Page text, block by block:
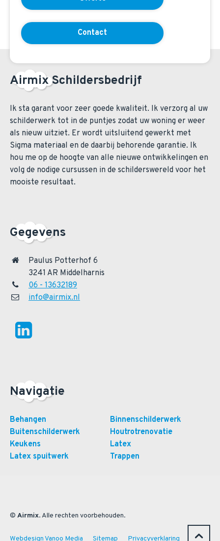
Contact
Airmix Schildersbedrijf
Ik sta garant voor zeer goede kwaliteit. Ik verzorg al uw
schilderwerk tot in de puntjes zodat uw woning er weer
als nieuw uitziet. Er wordt uitsluitend gewerkt met
Sigma materiaal en de daarbij behorende garantie. Ik
hou me op de hoogte van alle nieuwe ontwikkelingen en
volg de nodige cursussen in de schilderswereld voor het
mooiste resultaat.
Gegevens
Paulus Potterhof 6
3241 AR Middelharnis
06 - 13632189
info@airmix.nl
Navigatie
Behangen
Binnenschilderwerk
Buitenschilderwerk
Houtrotrenovatie
Keukens
Latex
Latex spuitwerk
Trappen
© Airmix. Alle rechten voorbehouden.
Webdesign Vanoo Media Sitemap Privacyverklaring